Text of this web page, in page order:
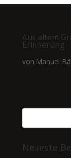
Aus altem
Erinnerung
von Manuel
Neueste